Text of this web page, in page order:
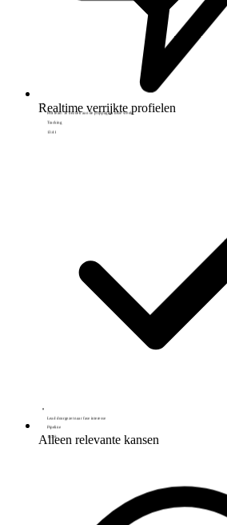
Realtime verrijkte profielen
Alleen relevante kansen